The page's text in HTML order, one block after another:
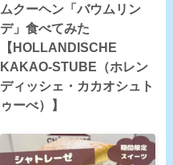
ムクーヘン「バウムリン
デ」食べてみた
【HOLLANDISCHE
KAKAO-STUBE（ホレン
ディッシェ・カカオシュト
ゥーべ）】